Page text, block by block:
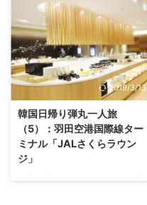
フライトは、KLMオランダ航空
KL836（デンパサール空港発
19:55→シンガポールチャンギ空
港着22:25）で、ビジネスクラス
にアップグレードされました。
行きのエコノミー・コンフォート
ゾーンのお食事はとっても美味し
かったので、ビジネスクラスのお
食事にすっごく期待です。 ◆シ
ンガポール→バリ島 KLMオラン
ダ航空の旅：かなり美味しかった
機内食&アップグレード ◆バリ島
2019/3/13
韓国日帰り弾丸一人旅
（5）：羽田空港国際線ター
ミナル「JALさくらラウン
ジ」